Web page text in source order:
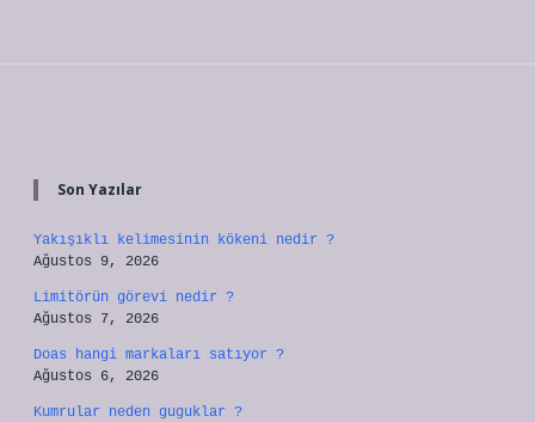
Son Yazılar
Yakışıklı kelimesinin kökeni nedir ?
Ağustos 9, 2026
Limitörün görevi nedir ?
Ağustos 7, 2026
Doas hangi markaları satıyor ?
Ağustos 6, 2026
Kumrular neden guguklar ?